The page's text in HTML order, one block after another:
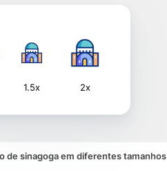
1.5x 2x
de sinagoga em diferentes tamanhos